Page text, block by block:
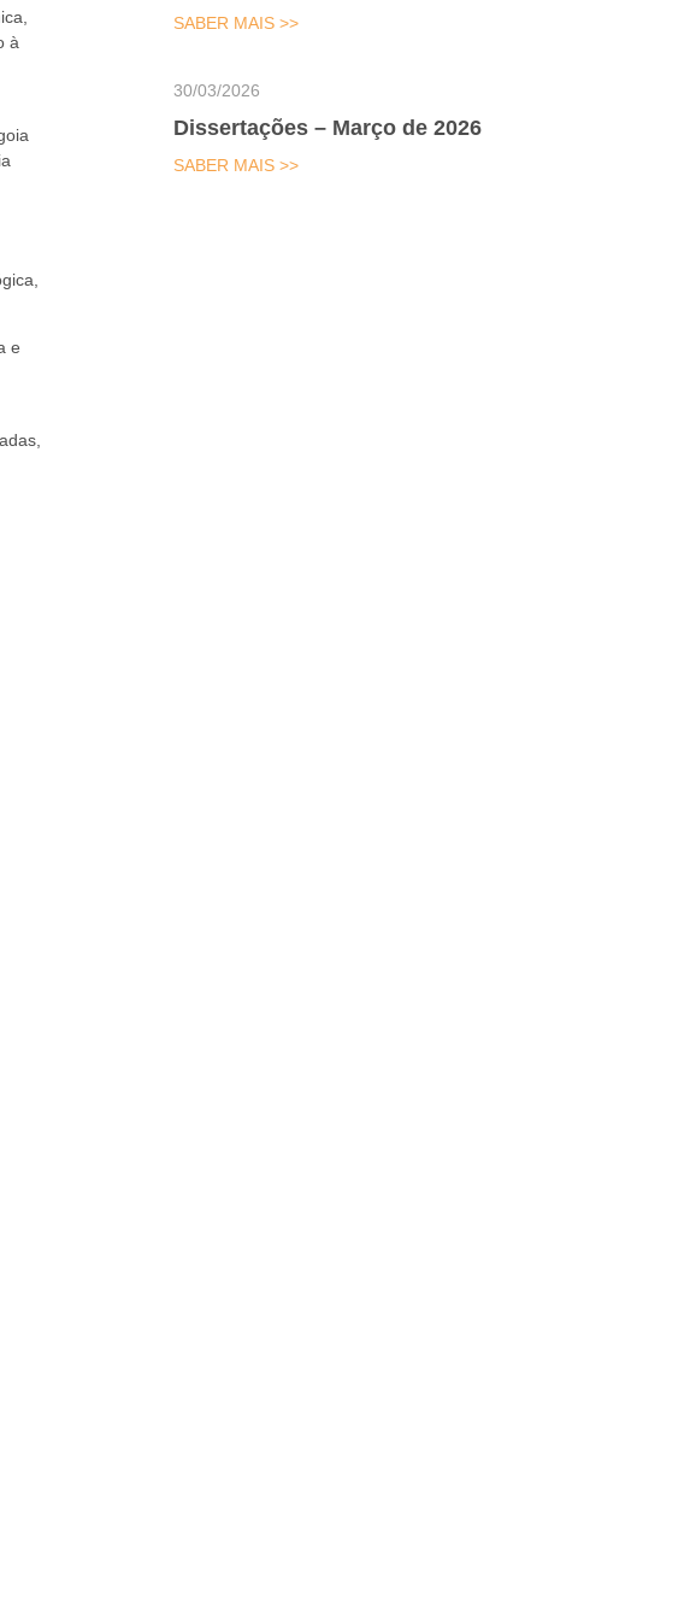
à
e
SABER MAIS >>
Dissertações – Março de 2026
30/03/2026
SABER MAIS >>